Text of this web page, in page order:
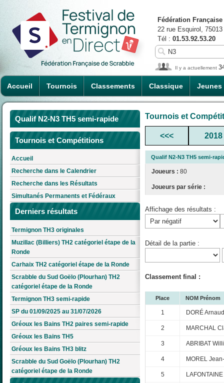
Accueil Tournois Classements Classique Jeunes
Fédération
22 rue Esquirol,
Tél : 01.53.92.53.20
Il y a actuellement
Qualif N2-N3 TH5 semi-rapide
Tournois et Compétitions
Accueil
Recherche dans le Calendrier
Recherche dans les Résultats
Simultanés Permanents et Fédéraux
Derniers résultats
Termignon TH3 originales
Muzillac (Billiers) TH2 catégoriel étape de la
Ronde
Carhaix TH2 catégoriel étape de la Ronde
Scrabble du Sud Goëlo (Plourhan) TH2
catégoriel étape de la Ronde
Termignon TH3 semi-rapide
SP du 01/09/2025 au 31/07/2026
Gréoux les Bains TH2 paires semi-rapide
Gréoux les Bains TH5
Gréoux les Bains TH3 blitz
Scrabble du Sud Goëlo (Plourhan) TH2
catégoriel étape de la Ronde
Tournois et
<<< 2018
Qualif N2-N3 TH5 semi-
Joueurs : 80
Joueurs par série :
Affichage des résultats :
Détail de la partie :
Classement final :
Place NOM Prénom
1 DORÉ Arnaud
2 MARCHAL
3 ABRIBAT
4 MOREL
5